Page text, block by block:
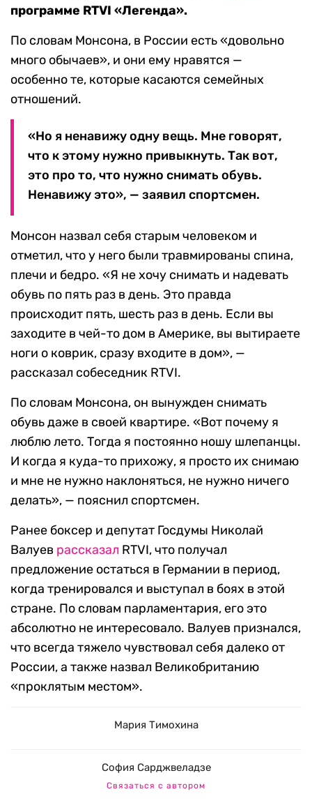
программе RTVI «Легенда».
По словам Монсона, в России есть «довольно
много обычаев», и они ему нравятся —
особенно те, которые касаются семейных
отношений.
«Но я ненавижу одну вещь. Мне говорят,
что к этому нужно привыкнуть. Так вот,
это про то, что нужно снимать обувь.
Ненавижу это», — заявил спортсмен.
Монсон назвал себя старым человеком и
отметил, что у него были травмированы спина,
плечи и бедро. «Я не хочу снимать и надевать
обувь по пять раз в день. Это правда
происходит пять, шесть раз в день. Если вы
заходите в чей-то дом в Америке, вы вытираете
ноги о коврик, сразу входите в дом», —
рассказал собеседник RTVI.
По словам Монсона, он вынужден снимать
обувь даже в своей квартире. «Вот почему я
люблю лето. Тогда я постоянно ношу шлепанцы.
И когда я куда-то прихожу, я просто их снимаю
и мне не нужно наклоняться, не нужно ничего
делать», — пояснил спортсмен.
Ранее боксер и депутат Госдумы Николай
Валуев рассказал RTVI, что получал
предложение остаться в Германии в период,
когда тренировался и выступал в боях в этой
стране. По словам парламентария, его это
абсолютно не интересовало. Валуев признался,
что всегда тяжело чувствовал себя далеко от
России, а также назвал Великобританию
«проклятым местом».
Мария Тимохина
София Сарджвеладзе
Связаться с автором